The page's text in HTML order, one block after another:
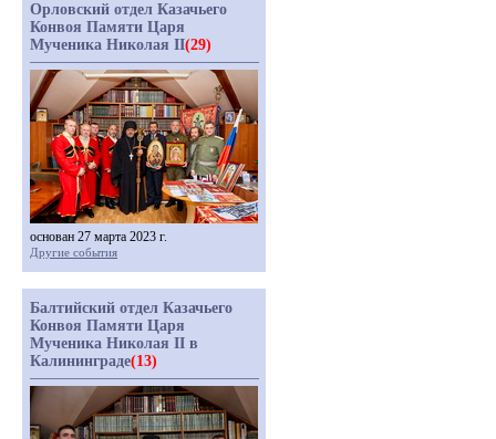
Орловский отдел Казачьего
Конвоя Памяти Царя
Мученика Николая II(29)
основан 27 марта 2023 г.
Другие события
Балтийский отдел Казачьего
Конвоя Памяти Царя
Мученика Николая II в
Калининграде(13)